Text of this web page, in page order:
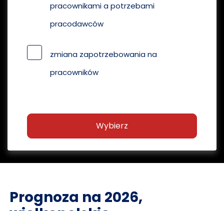
pracownikami a potrzebami
pracodawców
zmiana zapotrzebowania na
pracowników
Wybierz
Prognoza na 2026,